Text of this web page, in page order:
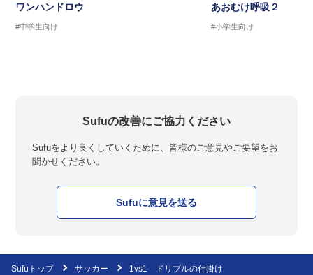
ワンハンドロウ
#中学生向け
あおむけ呼吸２
#小学生向け
Sufuの改善にご協力ください
Sufuをより良くしていくために、皆様のご意見やご要望をお
聞かせください。
Sufuに意見を送る
Sufuトップ サッカー 1vs1 ドリブルの仕掛け